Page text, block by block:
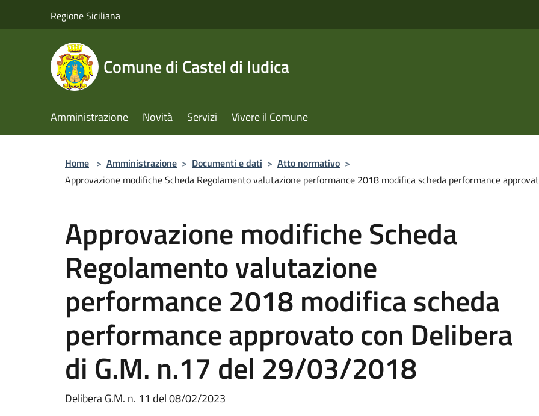
Regione Siciliana
Comune di Castel di Iudica
Amministrazione Novità Servizi Vivere il Comune
Home > Amministrazione > Documenti e dati > Atto normativo >
Approvazione modifiche Scheda Regolamento valutazione performance 2018 modifica scheda performance
Approvazione modifiche Scheda
Regolamento valutazione
performance 2018 modifica scheda
performance approvato con Delibera
di G.M. n.17 del 29/03/2018
Delibera G.M. n. 11 del 08/02/2023